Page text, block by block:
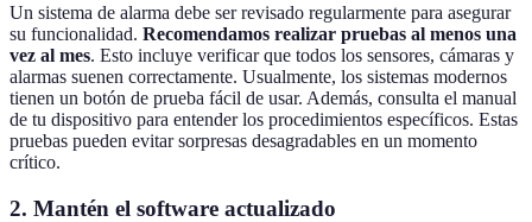
Un sistema de alarma debe ser revisado regularmente para asegurar
su funcionalidad. Recomendamos realizar pruebas al menos una
vez al mes. Esto incluye verificar que todos los sensores, cámaras y
alarmas suenen correctamente. Usualmente, los sistemas modernos
tienen un botón de prueba fácil de usar. Además, consulta el manual
de tu dispositivo para entender los procedimientos específicos. Estas
pruebas pueden evitar sorpresas desagradables en un momento
crítico.
2. Mantén el software actualizado